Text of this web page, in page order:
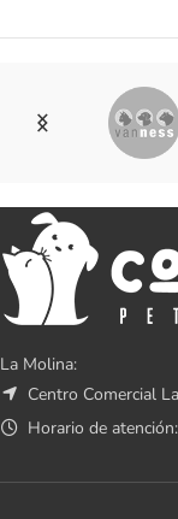
La Molina:
Centro Comercial
Horario de